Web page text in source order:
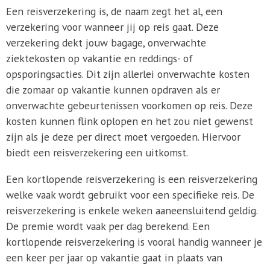
Een reisverzekering is, de naam zegt het al, een
verzekering voor wanneer jij op reis gaat. Deze
verzekering dekt jouw bagage, onverwachte
ziektekosten op vakantie en reddings- of
opsporingsacties. Dit zijn allerlei onverwachte kosten
die zomaar op vakantie kunnen opdraven als er
onverwachte gebeurtenissen voorkomen op reis. Deze
kosten kunnen flink oplopen en het zou niet gewenst
zijn als je deze per direct moet vergoeden. Hiervoor
biedt een reisverzekering een uitkomst.
Een kortlopende reisverzekering is een reisverzekering
welke vaak wordt gebruikt voor een specifieke reis. De
reisverzekering is enkele weken aaneensluitend geldig.
De premie wordt vaak per dag berekend. Een
kortlopende reisverzekering is vooral handig wanneer je
een keer per jaar op vakantie gaat in plaats van